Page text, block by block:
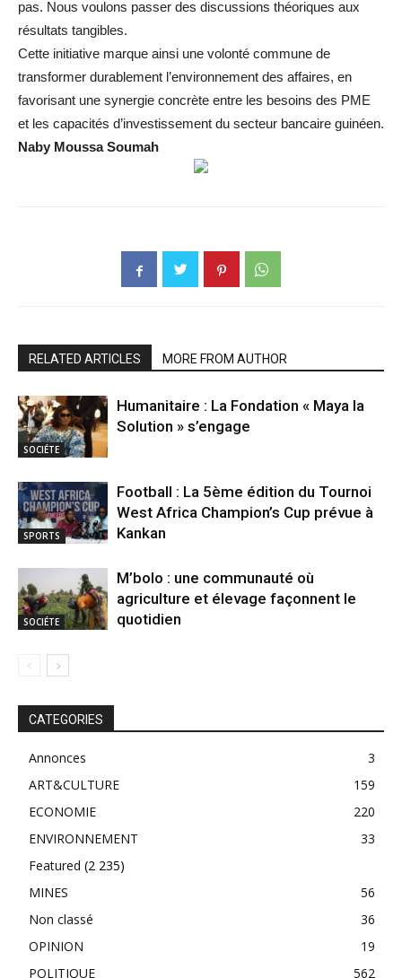
pas. Nous voulons passer des discussions théoriques aux
résultats tangibles.
​Cette initiative marque ainsi une volonté commune de
transformer durablement l’environnement des affaires, en
favorisant une synergie concrète entre les besoins des PME
et les capacités d’investissement du secteur bancaire guinéen.
Naby Moussa Soumah
RELATED ARTICLES MORE FROM AUTHOR
SOCIÉTE
Humanitaire : La Fondation « Maya la
Solution » s’engage
SPORTS
Football : La 5ème édition du Tournoi
West Africa Champion’s Cup prévue à
Kankan
SOCIÉTE
M’bolo : une communauté où
agriculture et élevage façonnent le
quotidien
CATEGORIES
Annonces
3
ART&CULTURE
159
ECONOMIE
220
ENVIRONNEMENT
33
Featured (2 235)
MINES
56
Non classé
36
OPINION
19
POLITIQUE
562